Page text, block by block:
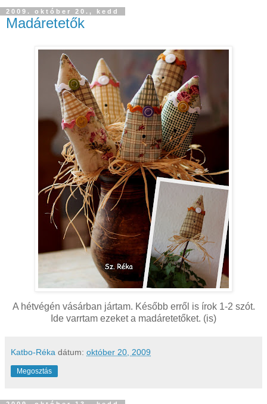
2009. október 20., kedd
Madáretetők
A hétvégén vásárban jártam. Később erről is írok 1-2 szót.
Ide varrtam ezeket a madáretetőket. (is)
Katbo-Réka dátum: október 20, 2009
Megosztás